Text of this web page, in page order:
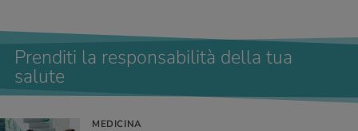
Prenditi la responsabilità della tua
salute
MEDICINA